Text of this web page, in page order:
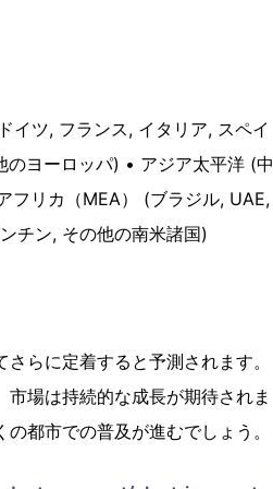
イツ, フランス, イタリア, スペイ
ヨーロッパ) • アジア太平洋 (中
フリカ（MEA） (ブラジル, UAE,
チン, その他の南米諸国)
らに定着すると予測されます。
場は持続的な成長が期待されま
都市での普及が進むでしょう。